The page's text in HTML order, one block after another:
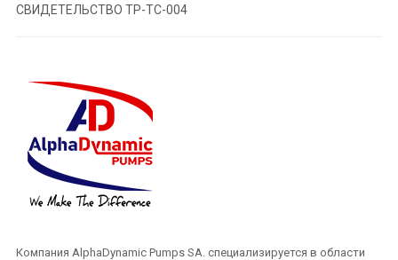
СВИДЕТЕЛЬСТВО TP-TC-004
Компания AlphaDynamic Pumps SA. специализируется в области